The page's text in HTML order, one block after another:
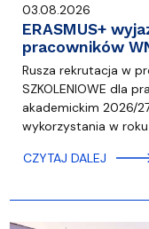
03.08.2026
ERASMUS+
pracowników
Rusza rekrutacja w
SZKOLENIOWE dla
akademickim 2026/
wykorzystania w
CZYTAJ DALEJ